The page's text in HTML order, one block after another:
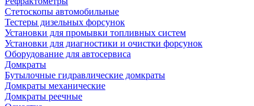
Стетоскопы автомобильные
Тестеры дизельных форсунок
Установки для промывки топливных систем
Установки для диагностики и очистки форсунок
Оборудование для автосервиса
Домкраты
Бутылочные гидравлические домкраты
Домкраты механические
Домкраты реечные